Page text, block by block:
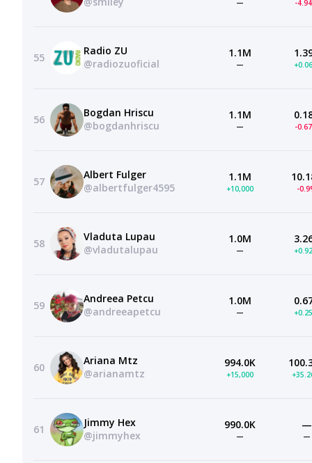
— -
55
Radio ZU
@radiozuoficial
1.1M
—
56
Bogdan Hriscu
@bogdanhriscu
1.1M
— -
57
Albert Fulger
@albertfulger4595
1.1M
+10,000 -
58
Vladuta Lupau
@vladutalupau
1.0M
—
59
Andreea Petcu
@andreeapetcu
1.0M
—
60
Ariana Mtz
@arianamtz
994.0K
+15,000
61
Jimmy Hex
@jimmyhex
990.0K
—
—
—